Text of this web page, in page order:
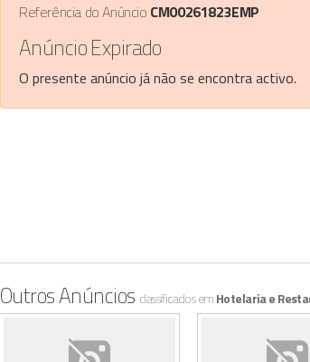
Referência do Anúncio CM00261823EMP
Anúncio Expirado
O presente anúncio já não se encontra activo.
Outros Anúncios classificados emHotelaria e